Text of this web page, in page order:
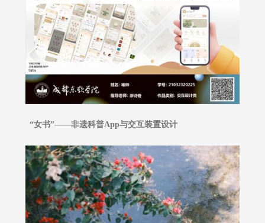
“女书”——非遗科普App与交互装置设计